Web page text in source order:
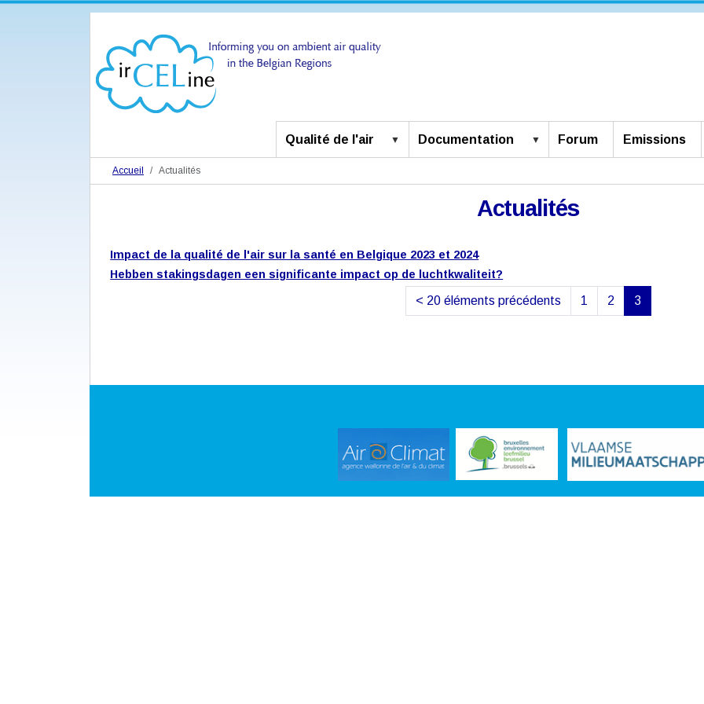
Qualité de l'air Documentation Forum Emissions
Accueil Actualités
Actualités
Impact de la qualité de l'air sur la santé en Belgique 2023 et 2024
Hebben stakingsdagen een significante impact op de luchtkwaliteit?
< 20 éléments précédents 1 2 3